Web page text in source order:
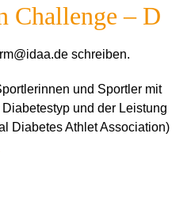
Challenge – D
schreiben.
und Sportler mit
und der Leistung
Diabetes Athlet Association)